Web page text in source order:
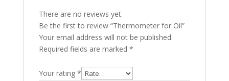
There are no reviews yet.
Be the first to review “Thermometer for Oil”
Your email address will not be published.
Required fields are marked *
Your rating *